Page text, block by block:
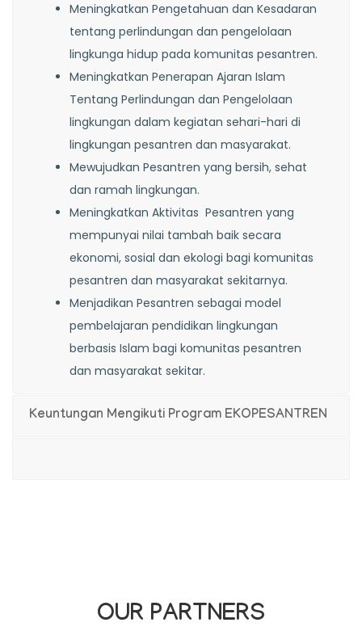
Meningkatkan Pengetahuan dan Kesadaran
tentang perlindungan dan pengelolaan
lingkunga hidup pada komunitas pesantren.
Meningkatkan Penerapan Ajaran Islam
Tentang Perlindungan dan Pengelolaan
lingkungan dalam kegiatan sehari-hari di
lingkungan pesantren dan masyarakat.
Mewujudkan Pesantren yang bersih, sehat
dan ramah lingkungan.
Meningkatkan Aktivitas Pesantren yang
mempunyai nilai tambah baik secara
ekonomi, sosial dan ekologi bagi komunitas
pesantren dan masyarakat sekitarnya.
Menjadikan Pesantren sebagai model
pembelajaran pendidikan lingkungan
berbasis Islam bagi komunitas pesantren
dan masyarakat sekitar.
Keuntungan Mengikuti Program EKOPESANTREN
OUR PARTNERS